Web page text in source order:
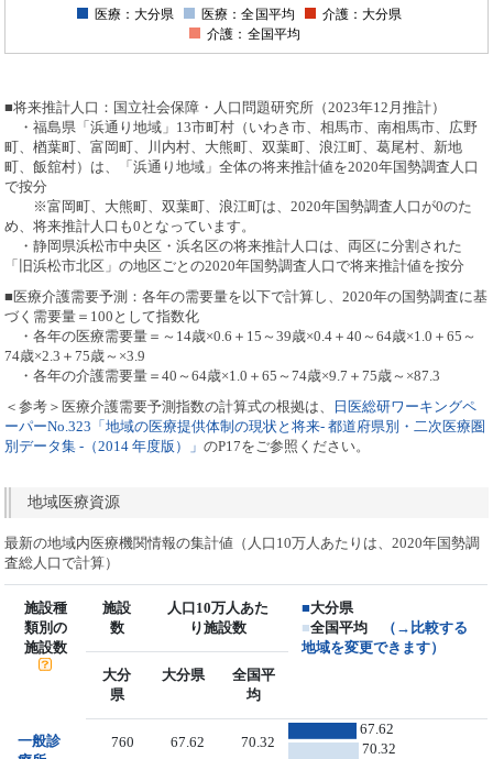
医療：大分県 医療：全国平均
介護：大分県
介護：全国平均
■将来推計人口：国立社会保障・人口問題研究所（2023年12月推計）
・福島県「浜通り地域」13市町村（いわき市、相馬市、南相馬市、広野
町、楢葉町、富岡町、川内村、大熊町、双葉町、浪江町、葛尾村、新地
町、飯舘村）は、「浜通り地域」全体の将来推計値を2020年国勢調査人口
で按分
※富岡町、大熊町、双葉町、浪江町は、2020年国勢調査人口が0のた
め、将来推計人口も0となっています。
・静岡県浜松市中央区・浜名区の将来推計人口は、両区に分割された
「旧浜松市北区」の地区ごとの2020年国勢調査人口で将来推計値を按分
■医療介護需要予測：各年の需要量を以下で計算し、2020年の国勢調査に基
づく需要量＝100として指数化
・各年の医療需要量＝～14歳×0.6＋15～39歳×0.4＋40～64歳×1.0＋65～
74歳×2.3＋75歳～×3.9
・各年の介護需要量＝40～64歳×1.0＋65～74歳×9.7＋75歳～×87.3
＜参考＞医療介護需要予測指数の計算式の根拠は、
日医総研ワーキングペ
ーパーNo.323「地域の医療提供体制の現状と将来- 都道府県別・二次医療圏
別データ集 -（2014 年度版）」のP17をご参照ください。
地域医療資源
最新の地域内医療機関情報の集計値（人口10万人あたりは、2020年国勢調
査総人口で計算）
施設種
類別の
施設数
施設
数
人口10万人あた
り施設数
■大分県
■全国平均
（→比較する
地域を変更できます）
大分
県
大分県
全国平
均
一般診
760 67.62 70.32
67.62
70.32